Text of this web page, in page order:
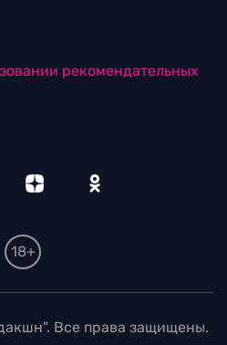
рекомендательных
18+
Все права защищены.